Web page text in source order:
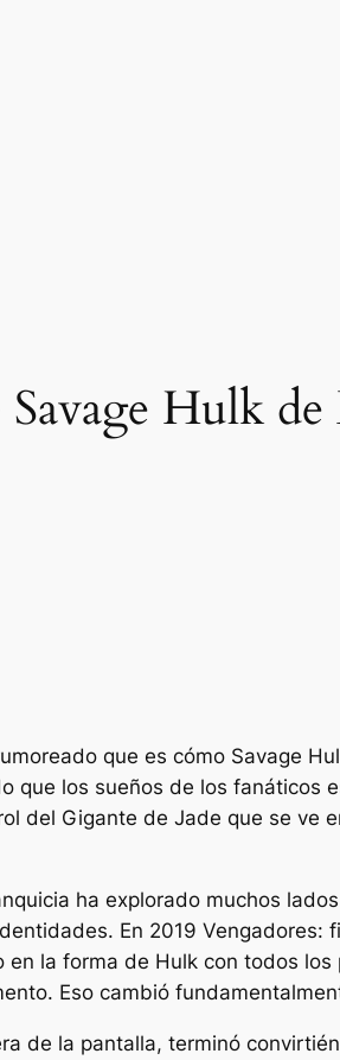
Hulk
que es cómo Savage
que los sueños de los fanáticos
del Gigante de Jade que se ve
ha explorado muchos
En 2019 Vengadores:
la forma de Hulk con todos
Eso cambió
de la pantalla, terminó